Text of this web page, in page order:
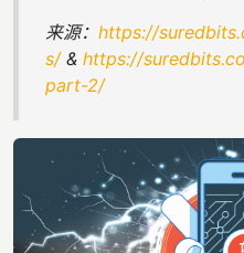
来源： https://
s/& https://
part-2/